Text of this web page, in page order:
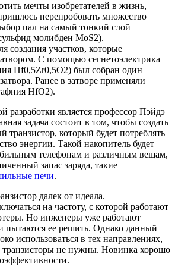
мечты изобретателей в жизнь,
перепробовать множество
пал на самый тонкий слой
молибден MoS2).
создания участков, которые
С помощью сегнетоэлектрика
Hf0,5Zr0,5O2) был собран один
Ранее в затворе применяли
HfO2).
разработки является профессор Пэйдэ
задача состоит в том, чтобы создать
транзистор, который будет потреблять
энергии. Такой накопитель будет
телефонам и различным вещам,
запас заряда, такие
печи.
далек от идеала.
на частоту, с которой работают
Но инженеры уже работают
пытаются ее решить. Однако данный
использоваться в тех направлениях,
транзисторы не нужны. Новинка хорошо